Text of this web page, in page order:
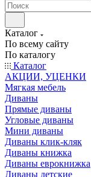
Каталог
По всему сайту
По каталогу
Каталог
АКЦИИ, УЦЕНКИ
Мягкая мебель
Диваны
Прямые диваны
Угловые диваны
Мини диваны
Диваны клик-кляк
Диваны книжка
Диваны еврокнижка
Диваны детские